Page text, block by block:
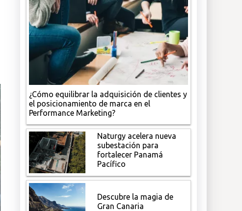
¿Cómo equilibrar la adquisición de clientes y
el posicionamiento de marca en el
Performance Marketing?
Naturgy acelera nueva
subestación para
fortalecer Panamá
Pacífico
Descubre la magia de
Gran Canaria